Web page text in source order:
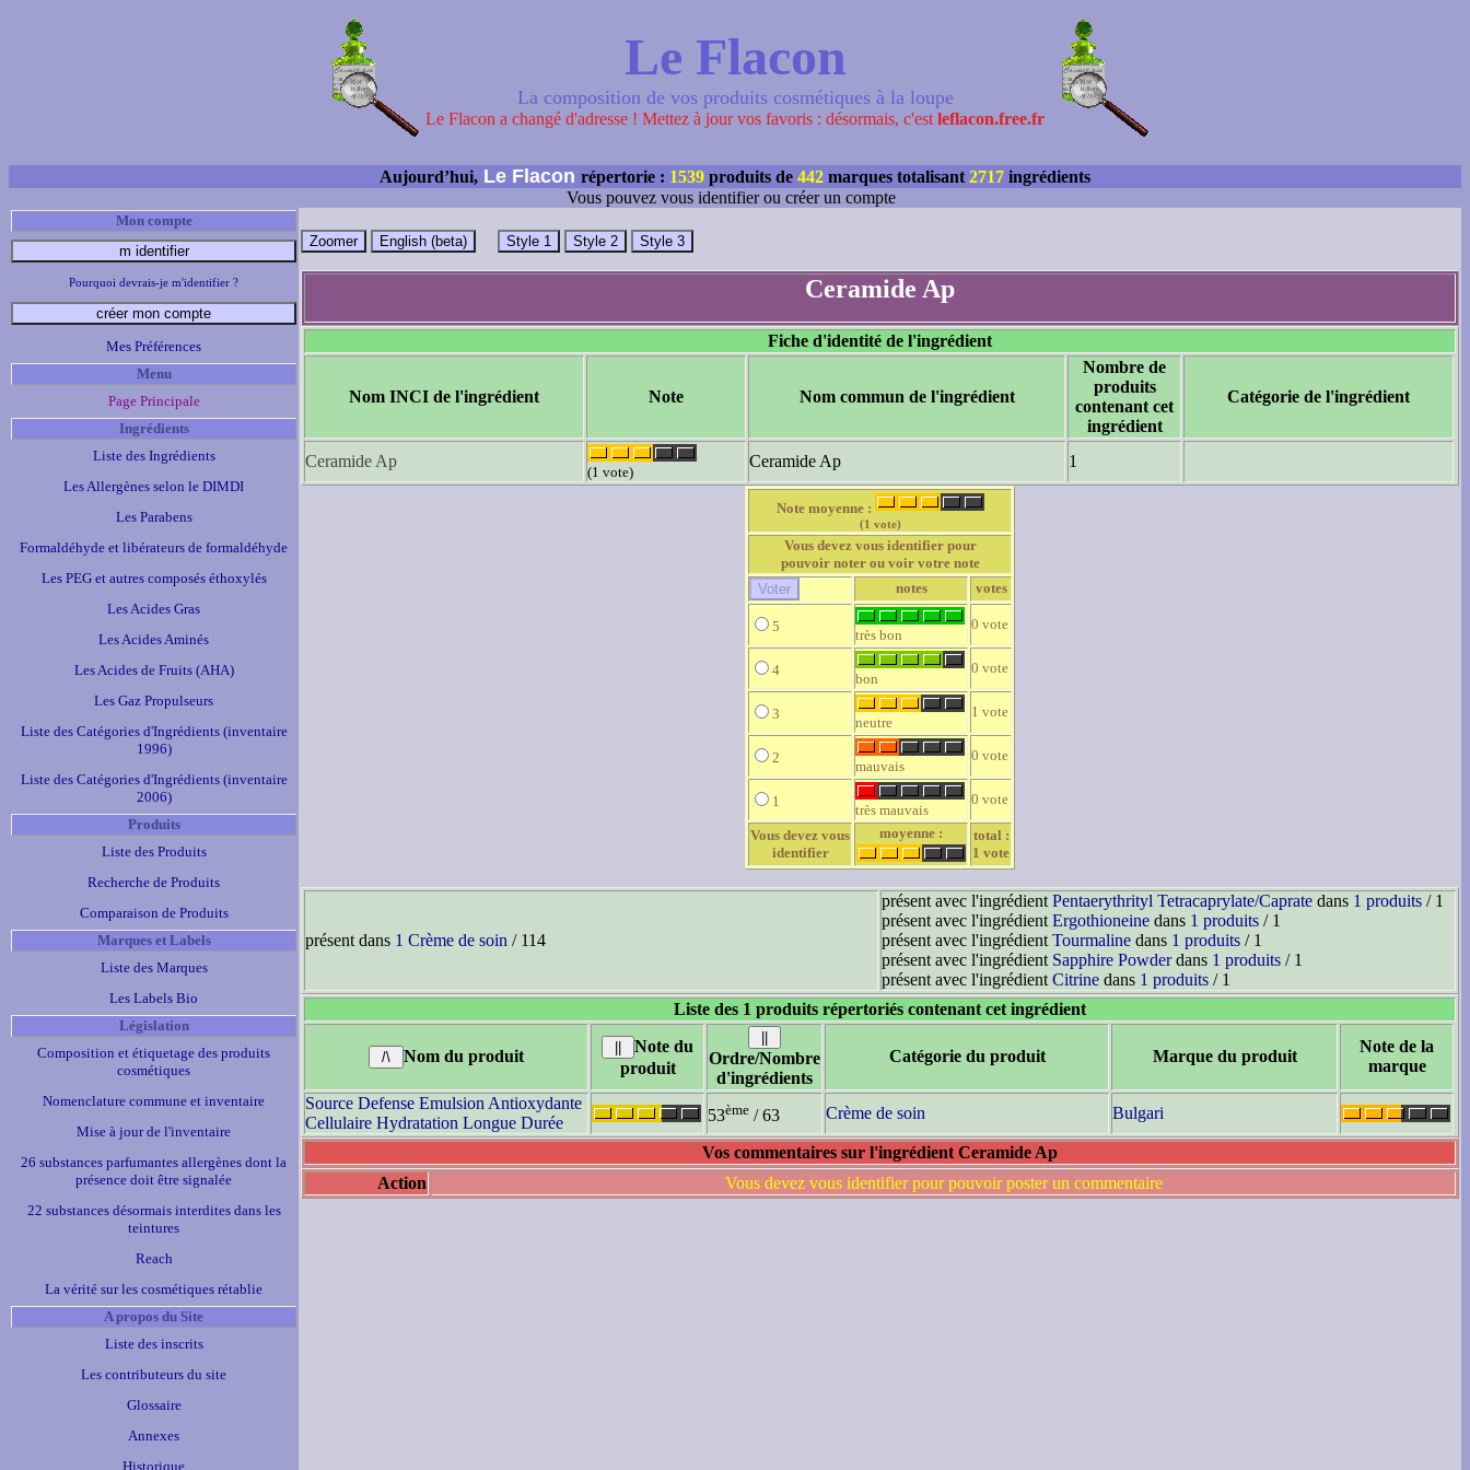
Le Flacon
La composition de vos produits cosmétiques à la loupe
Le Flacon a changé d'adresse ! Mettez à jour vos favoris : désormais, c'est leflacon.free.fr
Aujourd’hui, Le Flacon répertorie : 1539 produits de 442 marques totalisant 2717 ingrédients
Vous pouvez vous identifier ou créer un compte
Mon compte
Pourquoi devrais-je m'identifier ?
Mes Préférences
Menu
Page Principale
Ingrédients
Liste des Ingrédients
Les Allergènes selon le DIMDI
Les Parabens
Formaldéhyde et libérateurs de formaldéhyde
Les PEG et autres composés éthoxylés
Les Acides Gras
Les Acides Aminés
Les Acides de Fruits (AHA)
Les Gaz Propulseurs
Liste des Catégories d'Ingrédients (inventaire
1996)
Liste des Catégories d'Ingrédients (inventaire
2006)
Produits
Liste des Produits
Recherche de Produits
Comparaison de Produits
Marques et Labels
Liste des Marques
Les Labels Bio
Législation
Composition et étiquetage des produits
cosmétiques
Nomenclature commune et inventaire
Mise à jour de l'inventaire
26 substances parfumantes allergènes dont la
présence doit être signalée
22 substances désormais interdites dans les
teintures
Reach
La vérité sur les cosmétiques rétablie
A propos du Site
Liste des inscrits
Les contributeurs du site
Glossaire
Annexes
Historique
Ceramide Ap
Fiche d'identité de l'ingrédient
Nom INCI de l'ingrédient Note Nom commun de l'ingrédient
Nombre de
produits
contenant cet
ingrédient
Catégorie de l'ingrédient
Ceramide Ap
(1 vote)
Ceramide Ap 1
Note moyenne :
(1 vote)
Vous devez vous identifier pour
pouvoir noter ou voir votre note
notes
votes
5
très bon
0 vote
4
bon
0 vote
3
neutre
1 vote
2
mauvais
0 vote
1
très mauvais
0 vote
Vous devez vous
identifier
moyenne :
total :
1 vote
présent dans 1 Crème de soin / 114
présent avec l'ingrédient Pentaerythrityl Tetracaprylate/Caprate dans 1 produits / 1
présent avec l'ingrédient Ergothioneine dans 1 produits / 1
présent avec l'ingrédient Tourmaline dans 1 produits / 1
présent avec l'ingrédient Sapphire Powderdans 1 produits / 1
présent avec l'ingrédient Citrine dans 1 produits / 1
Liste des 1 produits répertoriés contenant cet ingrédient
Nom du produit
Note du
produit
Ordre/Nombre
d'ingrédients
Catégorie du produit Marque du produit
Note de la
marque
Source Defense Emulsion Antioxydante
Cellulaire Hydratation Longue Durée
53ème / 63 Crème de soin Bulgari
Vos commentaires sur l'ingrédient Ceramide Ap
Action
Vous devez vous identifier pour pouvoir poster un commentaire